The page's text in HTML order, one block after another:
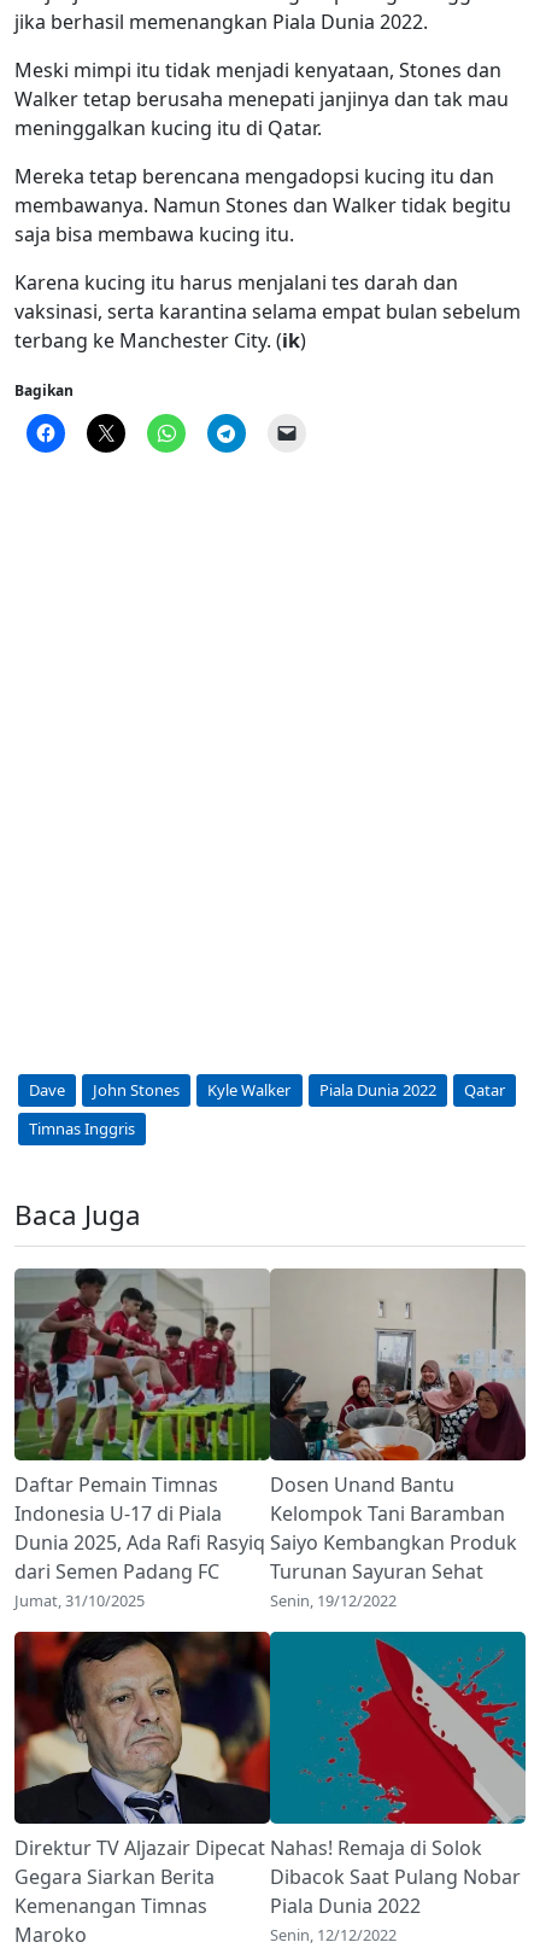
jika berhasil memenangkan Piala Dunia 2022.
Meski mimpi itu tidak menjadi kenyataan, Stones dan
Walker tetap berusaha menepati janjinya dan tak mau
meninggalkan kucing itu di Qatar.
Mereka tetap berencana mengadopsi kucing itu dan
membawanya. Namun Stones dan Walker tidak begitu
saja bisa membawa kucing itu.
Karena kucing itu harus menjalani tes darah dan
vaksinasi, serta karantina selama empat bulan sebelum
terbang ke Manchester City. (ik)
Bagikan
Dave John Stones Kyle Walker Piala Dunia 2022
Qatar
Timnas Inggris
Baca Juga
Daftar Pemain Timnas
Indonesia U-17 di Piala
Dunia 2025, Ada Rafi Rasyiq
dari Semen Padang FC
Jumat, 31/10/2025
Dosen Unand Bantu
Kelompok Tani Baramban
Saiyo Kembangkan Produk
Turunan Sayuran Sehat
Senin, 19/12/2022
Direktur TV Aljazair Dipecat
Gegara Siarkan Berita
Kemenangan Timnas
Maroko
Nahas! Remaja di Solok
Dibacok Saat Pulang Nobar
Piala Dunia 2022
Senin, 12/12/2022